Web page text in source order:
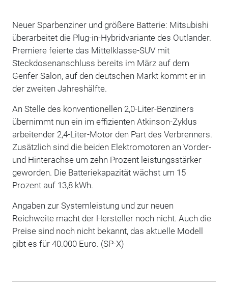
Neuer Sparbenziner und größere Batterie: Mitsubishi
überarbeitet die Plug-in-Hybridvariante des Outlander.
Premiere feierte das Mittelklasse-SUV mit
Steckdosenanschluss bereits im März auf dem
Genfer Salon, auf den deutschen Markt kommt er in
der zweiten Jahreshälfte.
An Stelle des konventionellen 2,0-Liter-Benziners
übernimmt nun ein im effizienten Atkinson-Zyklus
arbeitender 2,4-Liter-Motor den Part des Verbrenners.
Zusätzlich sind die beiden Elektromotoren an Vorder-
und Hinterachse um zehn Prozent leistungsstärker
geworden. Die Batteriekapazität wächst um 15
Prozent auf 13,8 kWh.
Angaben zur Systemleistung und zur neuen
Reichweite macht der Hersteller noch nicht. Auch die
Preise sind noch nicht bekannt, das aktuelle Modell
gibt es für 40.000 Euro. (SP-X)